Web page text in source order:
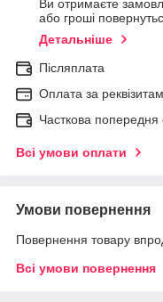
Ви отримаєте
або гроші
Детальніше
Післяплата
Оплата за
Часткова попередня
Всі умови оплати
Умови повернення
Повернення товару
Всі умови повернення